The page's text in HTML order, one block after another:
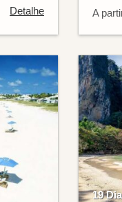
Detalhe A
19